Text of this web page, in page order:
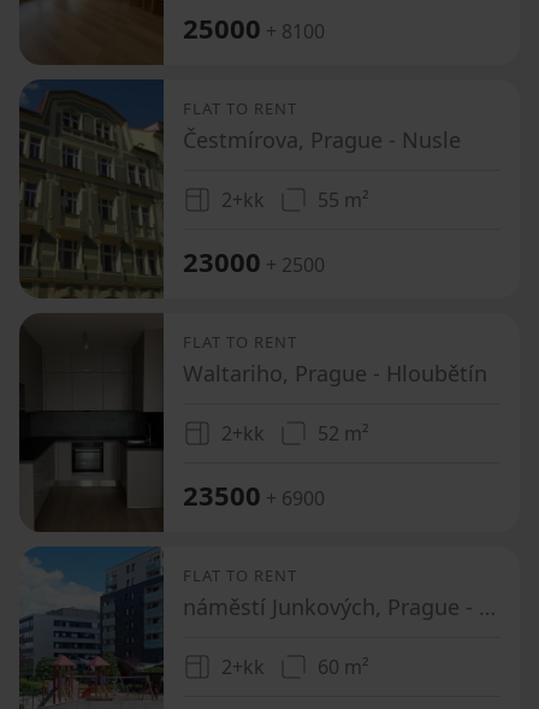
25000 + 8100
FLAT TO RENT
Čestmírova, Prague - Nusle
2+kk 55 m²
23000 + 2500
FLAT TO RENT
Waltariho, Prague - Hloubětín
2+kk 52 m²
23500 + 6900
FLAT TO RENT
náměstí Junkových, Prague - Stodůlky
2+kk 60 m²